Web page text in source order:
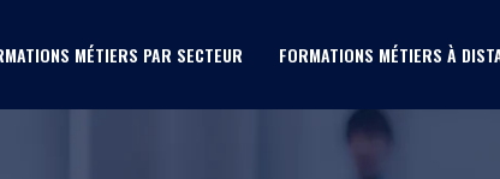
MÉTIERS PAR SECTEUR FORMATIONS MÉTIERS À